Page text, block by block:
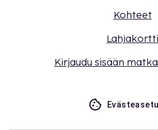
Kohteet
Lahjakortti
Kirjaudu sisään